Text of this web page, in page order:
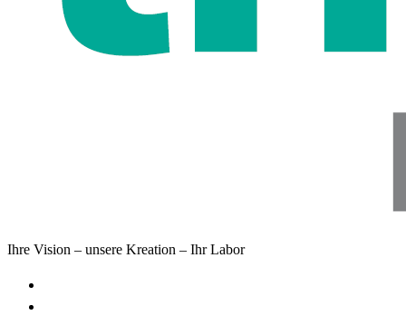
Ihre Vision – unsere Kreation – Ihr Labor